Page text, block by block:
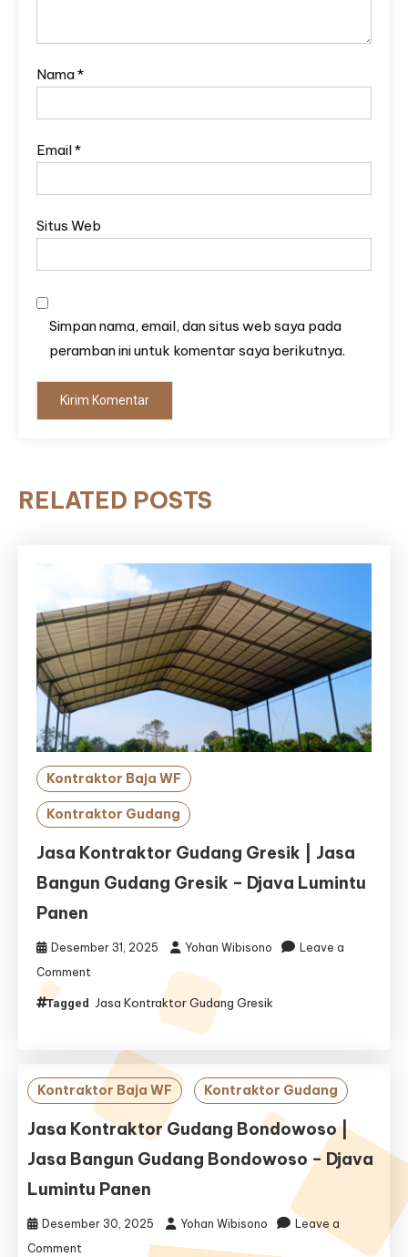
Nama*
Email*
Situs Web
Simpan nama, email, dan situs web saya pada
peramban ini untuk komentar saya berikutnya.
RELATED POSTS
Kontraktor Baja WF
Kontraktor Gudang
Jasa Kontraktor Gudang Gresik | Jasa
Bangun Gudang Gresik – Djava Lumintu
Panen
Desember 31, 2025 Yohan Wibisono
Leave a
Comment
Kontraktor
Jasa
Bangun
Gudang
–
Lumintu
Panen
Tagged Jasa Kontraktor Gudang Gresik
Kontraktor Baja WF Kontraktor Gudang
Jasa Kontraktor Gudang Bondowoso |
Jasa Bangun Gudang Bondowoso – Djava
Lumintu Panen
Desember 30, 2025 Yohan Wibisono
Leave a
Comment